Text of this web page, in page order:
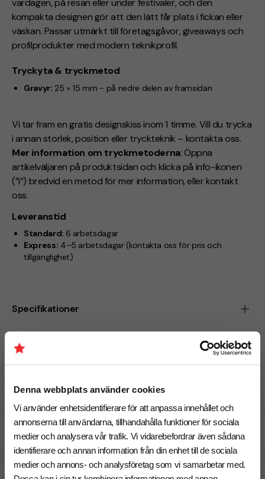
Denna webbplats använder cookies
Vi använder enhetsidentifierare för att anpassa innehållet och
annonserna till användarna, tillhandahålla funktioner för sociala
medier och analysera vår trafik. Vi vidarebefordrar även sådana
identifierare och annan information från din enhet till de sociala
medier och annons- och analysföretag som vi samarbetar med.
vardagen, på resan eller under festivaler, och den
kompakta designen gör att den lätt får plats i fickan eller
väskan. Passar utmärkt till företagsgåvor, giveaways och
profilprodukter med modern teknikprofil.
Tryckyta & tryckmetod
Gravyr: 25 × 15 mm - på nedre delen av framsidan
Vi tar fram en gratis designskiss inom 1 timme. Vill du trycka
i annan storlek, position eller tryckteknik – kontakta oss.
Mer information om tryckmetoderna: Öppna
artikelväljaren på produktsidan och klicka på info-ikonen
(”i”) bredvid en metod för mer information, eller kontakt
oss.
Leveranstid
Standard: 6 arbetsdagar
Express: 4–5 arbetsdagar(kontakta oss för pris och
tillgänglighet)
Specifikationer
Tryckmetoder
Pristabell
CO₂e -avtryck